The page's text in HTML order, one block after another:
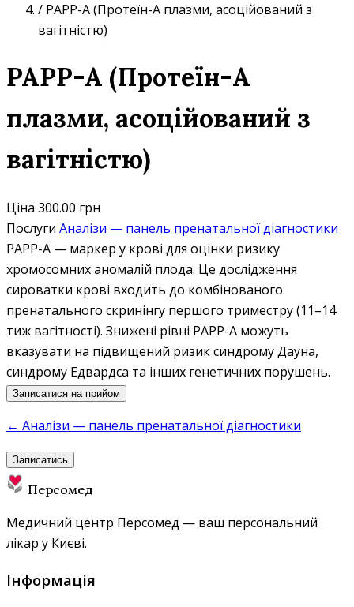
/ PAPP-A (Протеїн-А плазми, асоційований з
вагітністю)
PAPP-A (Протеїн-А
плазми, асоційований з
вагітністю)
Ціна 300.00 грн
Послуги Аналізи — панель пренатальної діагностики
PAPP-A — маркер у крові для оцінки ризику
хромосомних аномалій плода. Це дослідження
сироватки крові входить до комбінованого
пренатального скринінгу першого триместру (11–14
тиж вагітності). Знижені рівні PAPP-A можуть
вказувати на підвищений ризик синдрому Дауна,
синдрому Едвардса та інших генетичних порушень.
Записатися на прийом
← Аналізи — панель пренатальної діагностики
Записатись
Персомед
Медичний центр Персомед — ваш персональний
лікар у Києві.
Інформація